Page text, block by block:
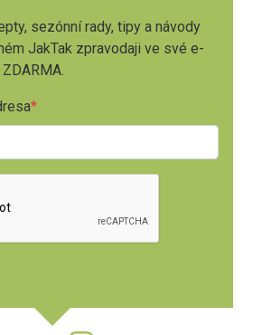
sezónní rady, tipy a návody
JakTak zpravodaji ve své e-